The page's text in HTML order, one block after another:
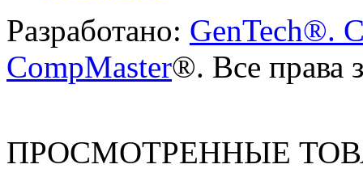
Разработано: GenTech®.
CompMaster®. Все права
ПРОСМОТРЕННЫЕ